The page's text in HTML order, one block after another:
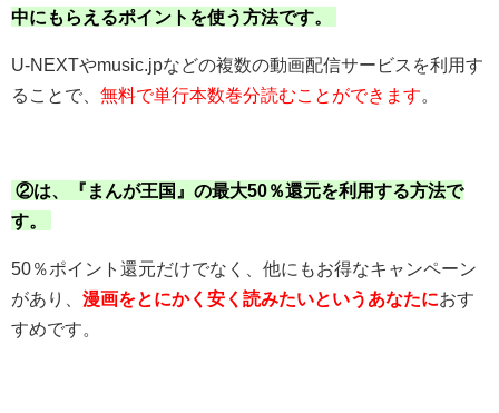
中にもらえるポイントを使う方法です。
U-NEXTやmusic.jpなどの複数の動画配信サービスを利用す
ることで、 無料で単行本数巻分読むことができます
②は、『まんが王国』の最大50％還元を利用する方法で
す。
50％ポイント還元だけでなく、他にもお得なキャンペーン
があり、 漫画をとにかく安く読みたいというあなたにおす
すめです。